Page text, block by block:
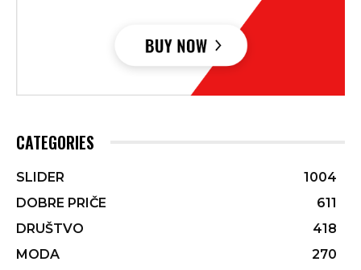
CATEGORIES
SLIDER
1004
DOBRE PRIČE
611
DRUŠTVO
418
MODA
270